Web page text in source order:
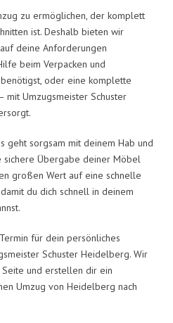
zu ermöglichen, der komplett
ist. Deshalb bieten wir
deine Anforderungen
beim Verpacken und
oder eine komplette
mit Umzugsmeister Schuster
geht sorgsam mit deinem Hab und
sichere Übergabe deiner Möbel
großen Wert auf eine schnelle
du dich schnell in deinem
für dein persönliches
Schuster Heidelberg. Wir
und erstellen dir ein
Umzug von Heidelberg nach